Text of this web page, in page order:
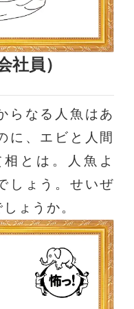
社員）
らなる人魚はあ
に、エビと人間
とは。人魚よ
しょう。せいぜ
ょうか。